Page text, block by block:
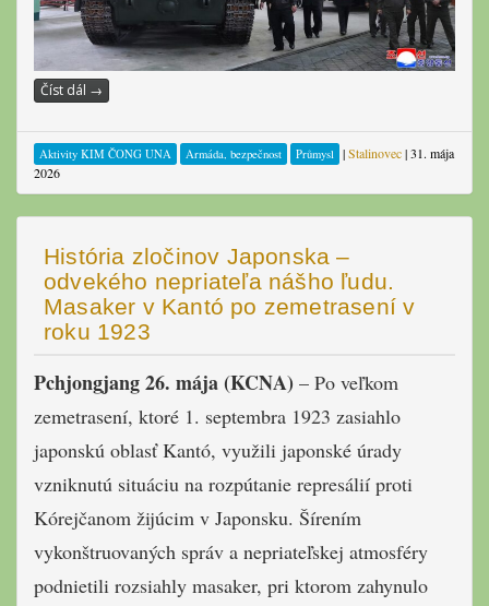
Číst dál →
Aktivity KIM ČONG UNA Armáda, bezpečnost Průmysl |Stalinovec|31. mája
2026
História zločinov Japonska –
odvekého nepriateľa nášho ľudu.
Masaker v Kantó po zemetrasení v
roku 1923
Pchjongjang 26. mája (KCNA) – Po veľkom
zemetrasení, ktoré 1. septembra 1923 zasiahlo
japonskú oblasť Kantó, využili japonské úrady
vzniknutú situáciu na rozpútanie represálií proti
Kórejčanom žijúcim v Japonsku. Šírením
vykonštruovaných správ a nepriateľskej atmosféry
podnietili rozsiahly masaker, pri ktorom zahynulo